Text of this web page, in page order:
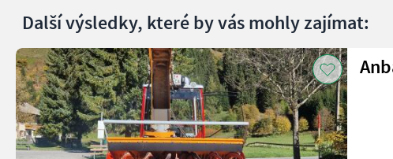
Další výsledky, které by vás mohly zajímat: